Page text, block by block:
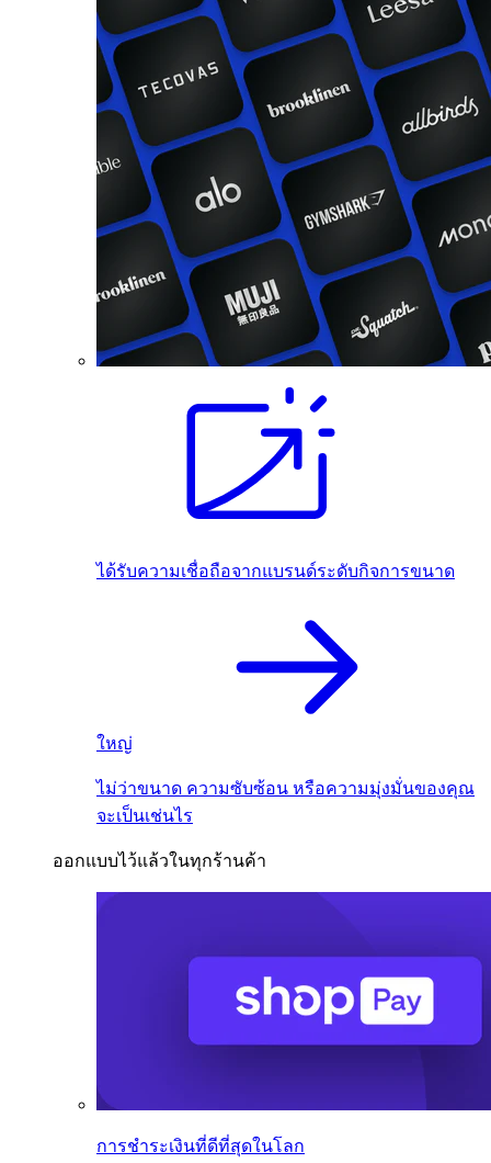
ได้รับความเชื่อถือจากแบรนด์ระดับกิจการขนาด
ใหญ่
ไม่ว่าขนาด ความซับซ้อน หรือความมุ่งมั่นของคุณ
จะเป็นเช่นไร
ออกแบบไว้แล้วในทุกร้านค้า
การชำระเงินที่ดีที่สุดในโลก